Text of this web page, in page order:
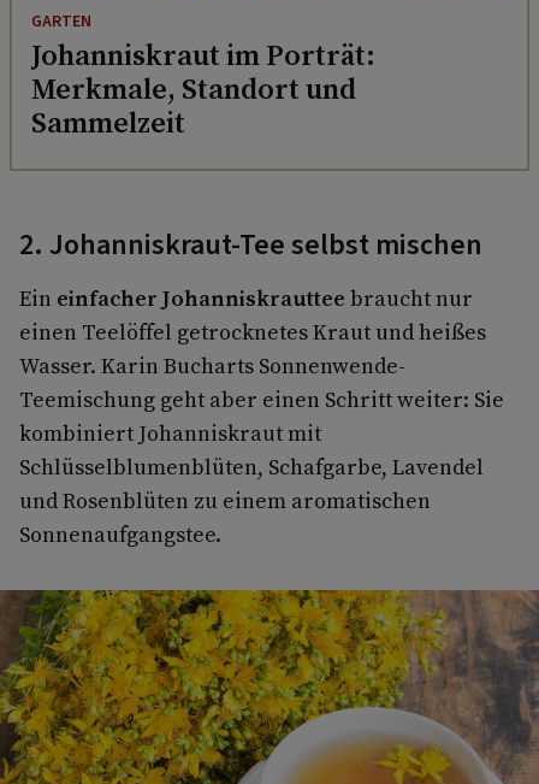
GARTEN
Johanniskraut im Porträt:
Merkmale, Standort und
Sammelzeit
2. Johanniskraut-Tee selbst mischen
Ein einfacher Johanniskrauttee braucht nur
einen Teelöffel getrocknetes Kraut und heißes
Wasser. Karin Bucharts Sonnenwende-
Teemischung geht aber einen Schritt weiter: Sie
kombiniert Johanniskraut mit
Schlüsselblumenblüten, Schafgarbe, Lavendel
und Rosenblüten zu einem aromatischen
Sonnenaufgangstee.